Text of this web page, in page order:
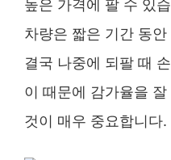
높은 가격에 팔 수 있
차량은 짧은 기간 동
결국 나중에 되팔 때
이 때문에 감가율을
것이 매우 중요합니다.